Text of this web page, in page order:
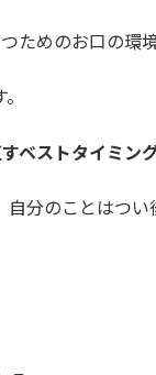
ためのお口の環
ベストタイミン
自分のことはつい